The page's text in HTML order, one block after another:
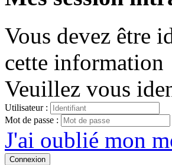
Vous devez être
cette information
Veuillez vous
Utilisateur :
Mot de passe :
J'ai oublié mon
Connexion